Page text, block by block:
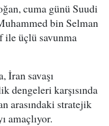
cuma günü Suudi
bin Selman
ile üçlü savunma
İran savaşı
dengeleri karşısında
arasındaki stratejik
amaçlıyor.